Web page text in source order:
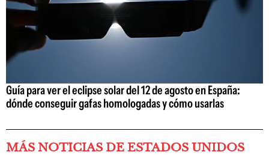
Guía para ver el eclipse solar del 12 de agosto en España:
dónde conseguir gafas homologadas y cómo usarlas
MÁS NOTICIAS DE ESTADOS UNIDOS